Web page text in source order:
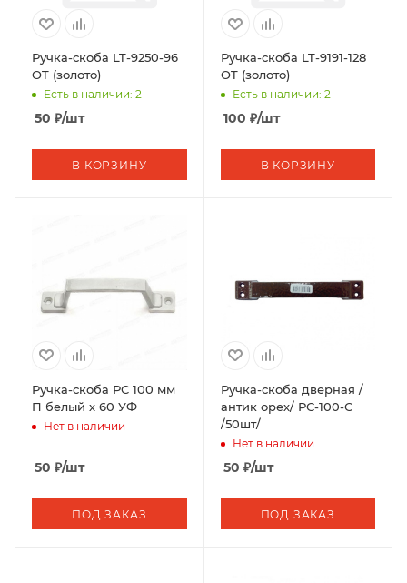
Ручка-скоба LT-9250-96
OT (золото)
Есть в наличии: 2
50 ₽/шт
В КОРЗИНУ
Ручка-скоба LT-9191-128
OT (золото)
Есть в наличии: 2
100 ₽/шт
В КОРЗИНУ
Ручка-скоба РС 100 мм
П белый х 60 УФ
Нет в наличии
50 ₽/шт
ПОД ЗАКАЗ
Ручка-скоба дверная /
антик орех/ РС-100-С
/50шт/
Нет в наличии
50 ₽/шт
ПОД ЗАКАЗ